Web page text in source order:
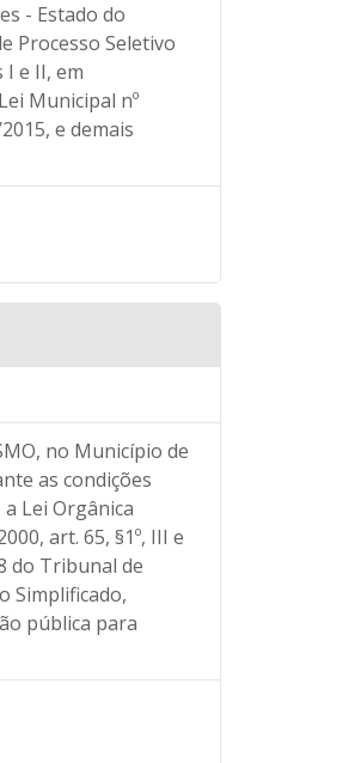
- Estado do
Processo Seletivo
e II, em
Municipal nº
e demais
no Município de
as condições
Lei Orgânica
art. 65, §1º, III e
do Tribunal de
Simplificado,
pública para